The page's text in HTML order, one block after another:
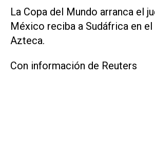
La Copa del Mundo arranca el
México ​reciba a Sudáfrica en
Azteca.
Con información de Reuters